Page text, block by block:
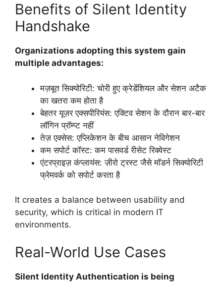
Benefits of Silent Identity
Handshake
Organizations adopting this system gain
multiple advantages:
मज़बूत सिक्योरिटी: चोरी हुए क्रेडेंशियल और सेशन अटैक
का खतरा कम होता है
बेहतर यूज़र एक्सपीरियंस: एक्टिव सेशन के दौरान बार-बार
लॉगिन प्रॉम्प्ट नहीं
तेज़ एक्सेस: एप्लिकेशन के बीच आसान नेविगेशन
कम सपोर्ट कॉस्ट: कम पासवर्ड रीसेट रिक्वेस्ट
एंटरप्राइज़ कंप्लायंस: ज़ीरो ट्रस्ट जैसे मॉडर्न सिक्योरिटी
फ्रेमवर्क को सपोर्ट करता है
It creates a balance between usability and
security, which is critical in modern IT
environments.
Real-World Use Cases
Silent Identity Authentication is being